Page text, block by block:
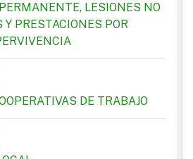
LESIONES NO
Y PRESTACIONES POR
DE TRABAJO